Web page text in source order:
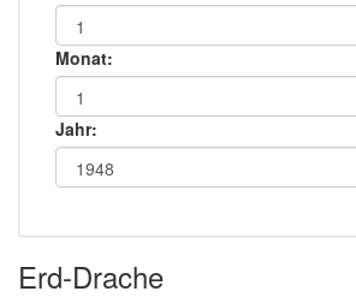
Monat:
Jahr:
Erd-Drache